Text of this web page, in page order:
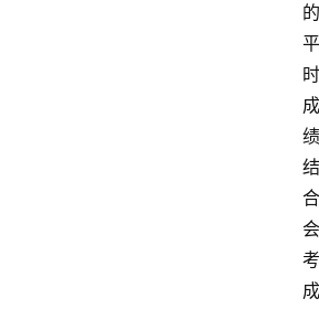
的
平
时
成
绩
结
合
会
考
成